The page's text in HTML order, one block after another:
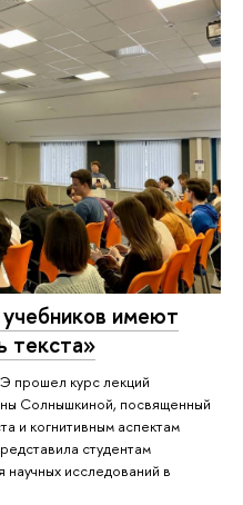
имеют
текста»
прошел курс лекций
Солнышкиной, посвященный
и когнитивным аспектам
студентам
исследований в